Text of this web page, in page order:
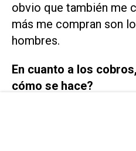
obvio que también me
más me compran son
hombres.
En cuanto a los
cómo se hace?